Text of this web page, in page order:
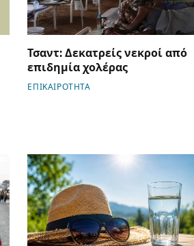
Τσαντ: Δεκατρείς νεκροί από
επιδημία χολέρας
ΕΠΙΚΑΙΡΟΤΗΤΑ